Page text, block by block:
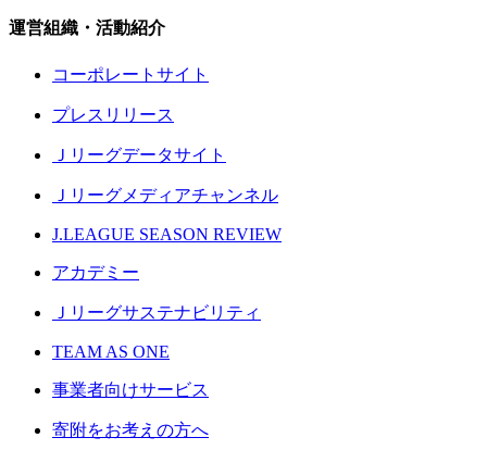
運営組織・活動紹介
コーポレートサイト
プレスリリース
Ｊリーグデータサイト
Ｊリーグメディアチャンネル
J.LEAGUE SEASON REVIEW
アカデミー
Ｊリーグサステナビリティ
TEAM AS ONE
事業者向けサービス
寄附をお考えの方へ